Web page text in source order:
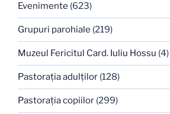
Evenimente (623)
Grupuri parohiale (219)
Muzeul Fericitul Card. Iuliu Hossu (4)
Pastoraţia adulţilor (128)
Pastoraţia copiilor (299)